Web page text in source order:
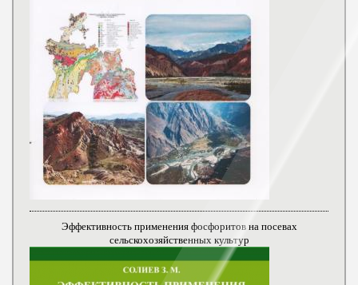
Эффективность применения фосфоритов на посевах
сельскохозяйственных культур